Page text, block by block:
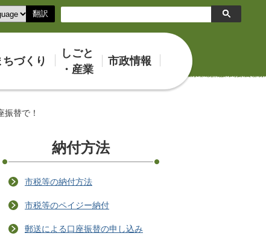
翻訳
検
索
ちづくり
しごと
・産業
市政情報
替で！
納付方法
市税等の納付方法
市税等のペイジー納付
郵送による口座振替の申し込み